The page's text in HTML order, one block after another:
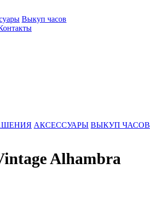
Выкуп часов
АКСЕССУАРЫ ВЫКУП ЧАСОВ
Alhambra